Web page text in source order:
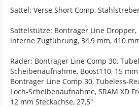
Sattel: Verse Short Comp,
Sattelstütze: Bontrager Line Dropper,
interne Zugführung, 34,9 mm, 410
Räder: Bontrager Line Comp 30,
Scheibenaufnahme, Boost110, 15
Bontrager Line Comp 30, Tubeless-
Loch-Scheibenaufnahme, SRAM XD
12 mm Steckachse, 27,5"